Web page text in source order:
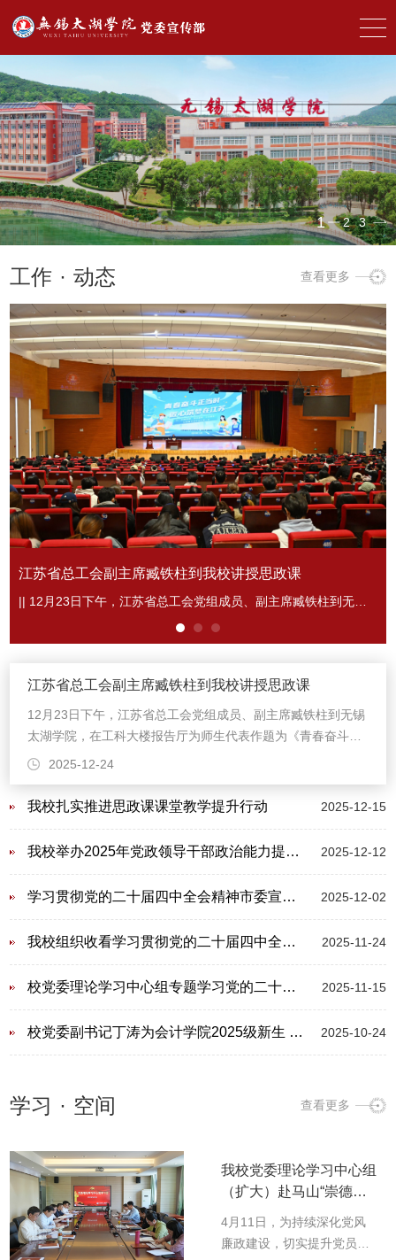
1 2 3
工作 · 动态 查看更多
江苏省总工会副主席臧铁柱到我校讲授思政课
|| 12月23日下午，江苏省总工会党组成员、副主席臧铁柱到无锡太湖学院，在工科大楼报告厅为师生代表作题为《青春奋斗正当时 匠心筑梦在江苏》的思政课，鼓励广大青年学子以“劳模精神、劳动精神、工匠精神”为引领、走好成长第一步。...
江苏省总工会副主席臧铁柱到我校讲授思政课
12月23日下午，江苏省总工会党组成员、副主席臧铁柱到无锡
太湖学院，在工科大楼报告厅为师生代表作题为《青春奋斗正
当时 匠心筑梦在江苏》的思政课，鼓励广大青年学子以“劳模
2025-12-24
2025-12-15
我校扎实推进思政课课堂教学提升行动
2025-12-12
我校举办2025年党政领导干部政治能力提升培训班
2025-12-02
学习贯彻党的二十届四中全会精神市委宣讲团报告会在我校举行
2025-11-24
我校组织收看学习贯彻党的二十届四中全会精神省委宣讲团宣讲报告会
2025-11-15
校党委理论学习中心组专题学习党的二十届四中全会精神
2025-10-24
校党委副书记丁涛为会计学院2025级新生 讲授“开学第一课”
学习 · 空间 查看更多
我校党委理论学习中心组
（扩大）赴马山“崇德倡
廉”廉洁教育基地开展实
地参观学习
4月11日，为持续深化党风
廉政建设，切实提升党员干